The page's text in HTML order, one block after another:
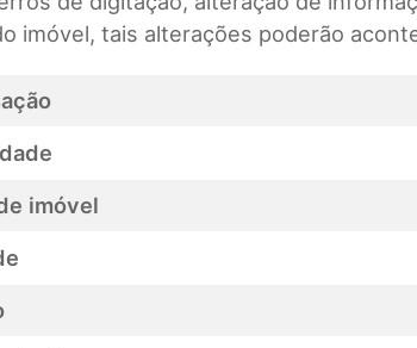
imóvel, tais alterações poderão
imóvel